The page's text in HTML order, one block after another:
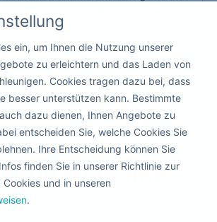
eine
mit
ein, um Ihnen die Nutzung unserer
zu erleichtern und das Laden von
Cookies tragen dazu bei, dass
besser unterstützen kann. Bestimmte
dazu dienen, Ihnen Angebote zu
entscheiden Sie, welche Cookies Sie
Ihre Entscheidung können Sie
finden Sie in unserer Richtlinie zur
und in unseren
.